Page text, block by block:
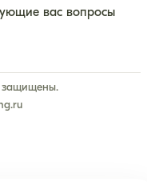
вас вопросы
защищены.